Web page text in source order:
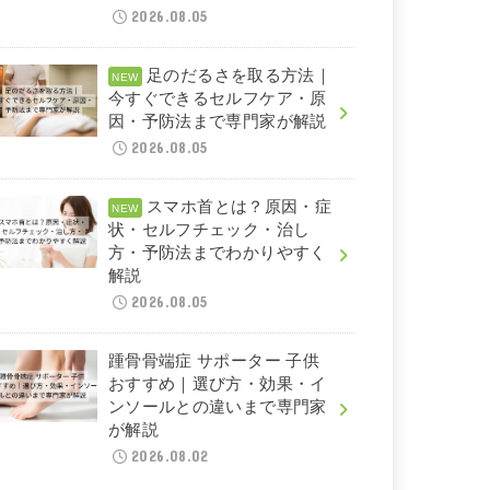
2026.08.05
足のだるさを取る方法｜
今すぐできるセルフケア・原
因・予防法まで専門家が解説
2026.08.05
スマホ首とは？原因・症
状・セルフチェック・治し
方・予防法までわかりやすく
解説
2026.08.05
踵骨骨端症 サポーター 子供
おすすめ｜選び方・効果・イ
ンソールとの違いまで専門家
が解説
2026.08.02